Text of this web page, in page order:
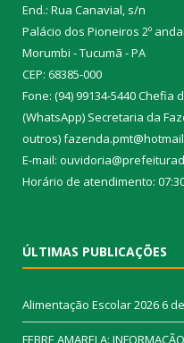
End.: Rua Canavial, s/n
Palácio dos Pioneiros 2º
Morumbi - Tucumã - PA
CEP: 68385-000
Fone: (94) 99134-5440 Chefia
(WhatsApp) Secretaria da
outros)
E-mail:
Horário de atendimento:
ÚLTIMAS PUBLICAÇÕES
Alimentação Escolar 20266
FEBRE AMARELA: